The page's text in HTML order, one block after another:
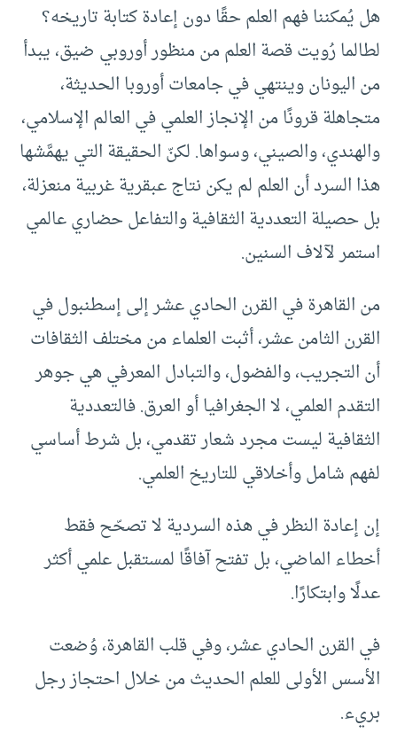
هل يُمكننا فهم العلم حقًا دون إعادة كتابة تاريخه؟
لطالما رُويت قصة العلم من منظور أوروبي ضيق، يبدأ
من اليونان وينتهي في جامعات أوروبا الحديثة،
متجاهلة قرونًا من الإنجاز العلمي في العالم الإسلامي،
والهندي، والصيني، وسواها. لكنّ الحقيقة التي يهمَّشها
هذا السرد أن العلم لم يكن نتاج عبقرية غربية منعزلة،
بل حصيلة التعددية الثقافية والتفاعل حضاري عالمي
استمر لآلاف السنين.
من القاهرة في القرن الحادي عشر إلى إسطنبول في
القرن الثامن عشر، أثبت العلماء من مختلف الثقافات
أن التجريب، والفضول، والتبادل المعرفي هي جوهر
التقدم العلمي، لا الجغرافيا أو العرق. فالتعددية
الثقافية ليست مجرد شعار تقدمي، بل شرط أساسي
لفهم شامل وأخلاقي للتاريخ العلمي.
إن إعادة النظر في هذه السردية لا تصحّح فقط
أخطاء الماضي، بل تفتح آفاقًا لمستقبل علمي أكثر
عدلًا وابتكارًا.
في القرن الحادي عشر، وفي قلب القاهرة، وُضعت
الأسس الأولى للعلم الحديث من خلال احتجاز رجل
بريء.